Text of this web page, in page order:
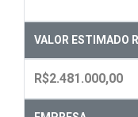
VALOR ESTIMADO
R$2.481.000,00